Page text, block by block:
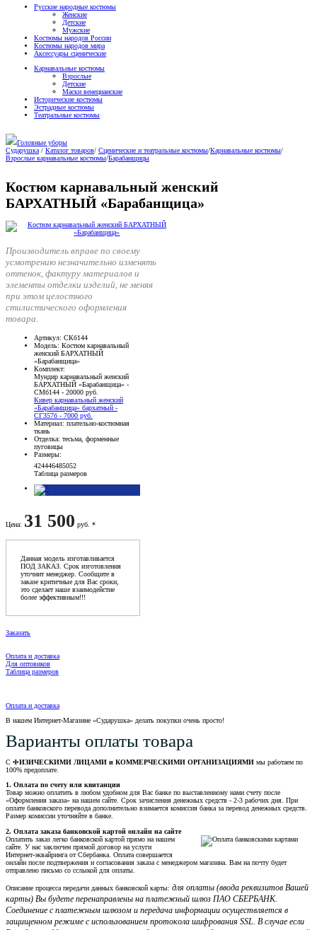
Русские народные костюмы
Женские
Детские
Мужские
Костюмы народов России
Костюмы народов мира
Аксессуары сценические
Карнавальные костюмы
Взрослые
Детские
Маски венецианские
Исторические костюмы
Эстрадные костюмы
Театральные костюмы
Головные уборы
Сударушка / Каталог товаров/ Сценические и театральные костюмы/Карнавальные костюмы/
Взрослые карнавальные костюмы/Барабанщицы
Костюм карнавальный женский
БАРХАТНЫЙ «Барабанщица»
Производитель вправе по своему
усмотрению незначительно изменять
оттенок, фактуру материалов и
элементы отделки изделий, не меняя
при этом целостного
стилистического оформления
товара.
Артикул: СКб144
Модель: Костюм карнавальный
женский БАРХАТНЫЙ
«Барабанщица»
Комплект:
Мундир карнавальный женский
БАРХАТНЫЙ «Барабанщица» -
СМб144 - 20000 руб.
Кивер карнавальный женский
«Барабанщица» бархатный -
СГ357б - 7000 руб.
Материал: плательно-костюмная
ткань
Отделка: тесьма, форменные
пуговицы
Размеры:
424446485052
Таблица размеров
Цена: 31 500 руб. *
Данная модель изготавливается
ПОД ЗАКАЗ. Срок изготовления
уточнит менеджер. Сообщите в
заказе критичные для Вас сроки,
это сделает наше взаимодейстие
более эффективным!!!
Заказать
Оплата и доставка
Для оптовиков
Таблица размеров
Оплата и доставка
В нашем Интернет-Магазине «Сударушка» делать покупки очень просто!
Варианты оплаты товара
С ФИЗИЧЕСКИМИ ЛИЦАМИ и КОММЕРЧЕСКИМИ ОРГАНИЗАЦИЯМИ мы работаем по
100% предоплате.
1. Оплата по счету или квитанции
Товар можно оплатить в любом удобном для Вас банке по выставленному нами счету после
«Оформления заказа» на нашем сайте. Срок зачисления денежных средств - 2-3 рабочих дня. При
оплате банковского перевода дополнительно взимается комиссия банка за перевод денежных средств.
Размер комиссии уточняйте в банке.
2. Оплата заказа банковской картой онлайн на сайте
Оплатить заказ легко банковской картой прямо на нашем
сайте. У нас заключен прямой договор на услуги
Интернет-эквайринга от Сбербанка. Оплата совершается
онлайн после подтвержения и согласования заказа с менеджером магазина. Вам на почту будет
отправлено письмо со сслыкой для оплаты.
Описание процесса передачи данных банковской карты: для оплаты (ввода реквизитов Вашей
карты) Вы будете перенаправлены на платежный шлюз ПАО СБЕРБАНК.
Соединение с платежным шлюзом и передача информации осуществляется в
защищенном режиме с использованием протокола шифрования SSL. В случае если